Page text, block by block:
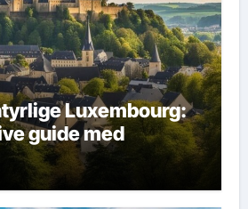
Luxembourg:
guide med